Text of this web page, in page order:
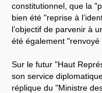
constitutionnel, que la
bien été "reprise à
l’objectif de parvenir à
été également "renvoyé
Sur le futur "Haut
son service
réplique du "Ministre